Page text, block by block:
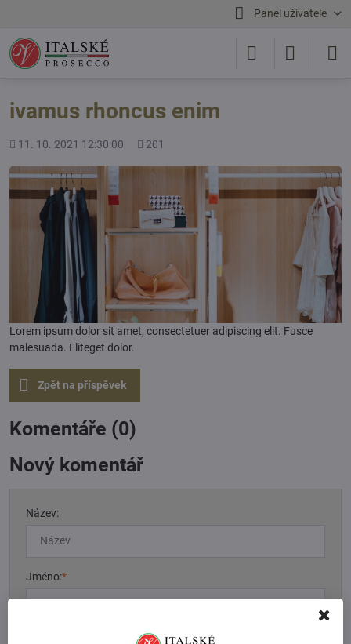
Panel uživatele
ivamus rhoncus enim
Přidáno
11. 10. 2021 12:30:00
Počet
201
Lorem ipsum dolor sit amet, consectetuer adipiscing elit. Fusce
malesuada. Eliteget dolor.
Zpět na příspěvek
Komentáře (0)
Nový komentář
Název:
Jméno:*